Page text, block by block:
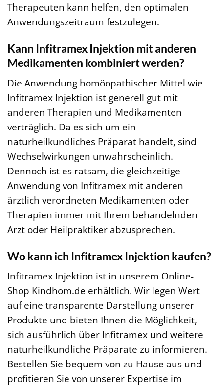
Therapeuten kann helfen, den optimalen
Anwendungszeitraum festzulegen.
Kann Infitramex Injektion mit anderen
Medikamenten kombiniert werden?
Die Anwendung homöopathischer Mittel wie
Infitramex Injektion ist generell gut mit
anderen Therapien und Medikamenten
verträglich. Da es sich um ein
naturheilkundliches Präparat handelt, sind
Wechselwirkungen unwahrscheinlich.
Dennoch ist es ratsam, die gleichzeitige
Anwendung von Infitramex mit anderen
ärztlich verordneten Medikamenten oder
Therapien immer mit Ihrem behandelnden
Arzt oder Heilpraktiker abzusprechen.
Wo kann ich Infitramex Injektion kaufen?
Infitramex Injektion ist in unserem Online-
Shop Kindhom.de erhältlich. Wir legen Wert
auf eine transparente Darstellung unserer
Produkte und bieten Ihnen die Möglichkeit,
sich ausführlich über Infitramex und weitere
naturheilkundliche Präparate zu informieren.
Bestellen Sie bequem von zu Hause aus und
profitieren Sie von unserer Expertise im